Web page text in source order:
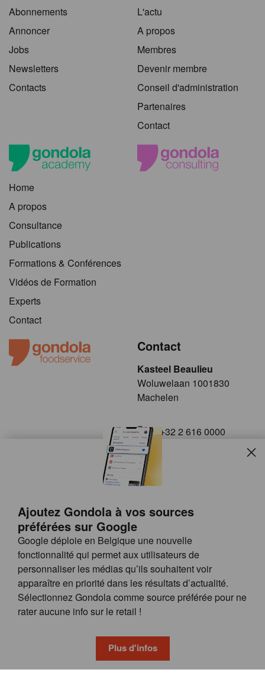
Ajoutez Gondola à vos sources
préférées sur Google
Google déploie en Belgique une nouvelle
fonctionnalité qui permet aux utilisateurs de
personnaliser les médias qu’ils souhaitent voir
apparaître en priorité dans les résultats d’actualité.
Sélectionnez Gondola comme source préférée pour ne
rater aucune info sur le retail !
Plus d'infos
Abonnements
Annoncer
Jobs
Newsletters
Contacts
L'actu
A propos
Membres
Devenir membre
Conseil d'administration
Partenaires
Contact
Home
A propos
Consultance
Publications
Formations & Conférences
Vidéos de Formation
Experts
Contact
Contact
Kasteel Beaulieu
​​​Woluwelaan 1001830
Machelen
+32 2 616 0000
Follow us on
© GONDOLA GROUP
FAQ
CONDITIONS GÉNÉRALES
PRIVACY & COOKIE POLICY
wieni